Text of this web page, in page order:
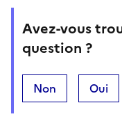
Avez-vous
question ?
Non Oui